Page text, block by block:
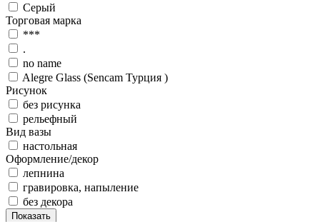
Серый
Торговая марка
***
.
no name
Alegre Glass (Sencam Турция )
Рисунок
без рисунка
рельефный
Вид вазы
настольная
Оформление/декор
лепнина
гравировка, напыление
без декора
Показать